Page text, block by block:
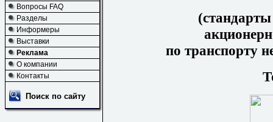
Вопросы FAQ
Разделы
Информеры
Выставки
Реклама
О компании
Контакты
Поиск по сайту
по транспорту